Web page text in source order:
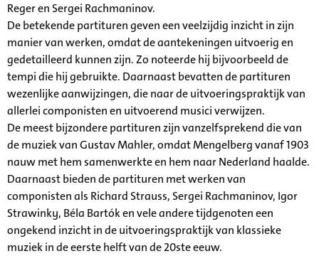
Reger en Sergei Rachmaninov.
De betekende partituren geven een veelzijdig inzicht in zijn
manier van werken, omdat de aantekeningen uitvoerig en
gedetailleerd kunnen zijn. Zo noteerde hij bijvoorbeeld de
tempi die hij gebruikte. Daarnaast bevatten de partituren
wezenlijke aanwijzingen, die naar de uitvoeringspraktijk van
allerlei componisten en uitvoerend musici verwijzen.
De meest bijzondere partituren zijn vanzelfsprekend die van
de muziek van Gustav Mahler, omdat Mengelberg vanaf 1903
nauw met hem samenwerkte en hem naar Nederland haalde.
Daarnaast bieden de partituren met werken van
componisten als Richard Strauss, Sergei Rachmaninov, Igor
Strawinky, Béla Bartók en vele andere tijdgenoten een
ongekend inzicht in de uitvoeringspraktijk van klassieke
muziek in de eerste helft van de 20ste eeuw.